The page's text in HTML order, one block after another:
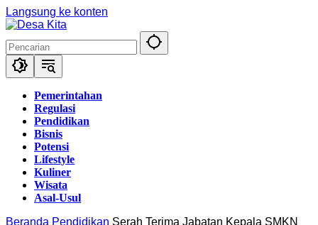
Langsung ke konten
Pemerintahan
Regulasi
Pendidikan
Bisnis
Potensi
Lifestyle
Kuliner
Wisata
Asal-Usul
Beranda Pendidikan Serah Terima Jabatan Kepala SMKN